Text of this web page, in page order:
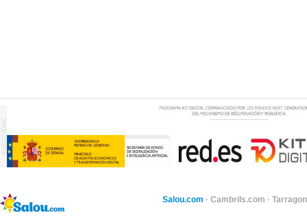
Salou.com · Cambrils.com ·